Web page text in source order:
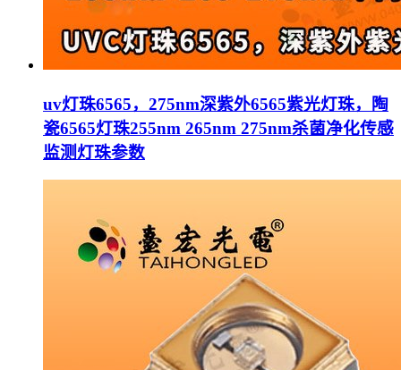
uv灯珠6565，275nm深紫外6565紫光灯珠，陶
瓷6565灯珠255nm 265nm 275nm杀菌净化传感
监测灯珠参数